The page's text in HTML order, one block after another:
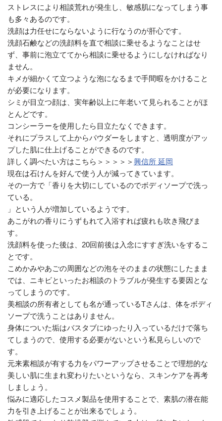
ストレスにより相談荒れが発生し、敏感肌になってしまう事
も多々あるのです。
洗顔は力任せにならないように行なうのが肝心です。
洗顔石鹸などの洗顔料を直で相談に乗せるようなことはせ
ず、事前に泡立ててから相談に乗せるようにしなければなり
ません。
キメが細かくて立つような泡になるまで手間暇をかけること
が必要になります。
シミが目立つ顔は、実年齢以上に年老いて見られることがほ
とんどです。
コンシーラーを使用したら目立たなくできます。
それにプラスして上からパウダーをしますと、透明度がアッ
プした肌に仕上げることができるのです。
詳しく調べたい方はこちら＞＞＞＞＞ 興信所 延岡
現在は石けんを好んで使う人が減ってきています。
その一方で「香りを大切にしているのでボディソープで洗っ
ている。
」という人が増加しているようです。
あこがれの香りにうずもれて入浴すれば疲れも吹き飛びま
す。
洗顔料を使った後は、20回前後は入念にすすぎ洗いをするこ
とです。
こめかみやあごの周囲などの泡をそのままの状態にしたまま
では、ニキビといったお相談のトラブルが発生する要因とな
ってしまうのです。
美相談の所有者としても名が通っているTさんは、体をボディ
ソープで洗うことはありません。
身体についた垢はバスタブにゆったり入っているだけで落ち
てしまうので、使用する必要がないという私見らしいので
す。
元来素相談が有する力をパワーアップさせることで理想的な
美しい肌に生まれ変わりたいというなら、スキンケアを再考
しましょう。
悩みに適応したコスメ製品を使用することで、素肌の潜在能
力を引き上げることが出来るでしょう。